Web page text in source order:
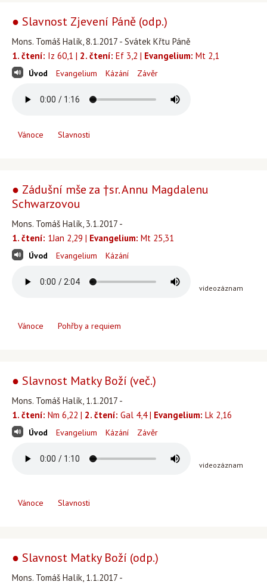
● Slavnost Zjevení Páně (odp.)
Mons. Tomáš Halík, 8.1.2017 - Svátek Křtu Páně
1. čtení: Iz 60,1 | 2. čtení: Ef 3,2 | Evangelium: Mt 2,1
Úvod Evangelium Kázání Závěr
Vánoce Slavnosti
● Zádušní mše za †sr. Annu Magdalenu
Schwarzovou
Mons. Tomáš Halík, 3.1.2017 -
1. čtení: 1Jan 2,29 | Evangelium: Mt 25,31
Úvod Evangelium Kázání
videozáznam
Vánoce Pohřby a requiem
● Slavnost Matky Boží (več.)
Mons. Tomáš Halík, 1.1.2017 -
1. čtení: Nm 6,22 | 2. čtení: Gal 4,4 | Evangelium: Lk 2,16
Úvod Evangelium Kázání Závěr
videozáznam
Vánoce Slavnosti
● Slavnost Matky Boží (odp.)
Mons. Tomáš Halík, 1.1.2017 -